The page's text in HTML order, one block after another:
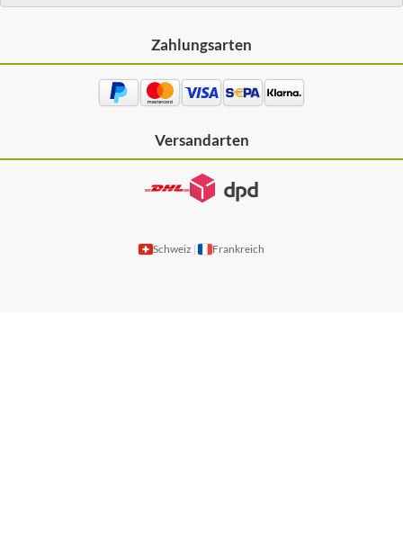
Zahlungsarten
Versandarten
Schweiz Frankreich